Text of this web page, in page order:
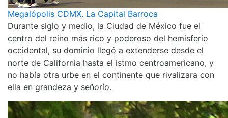
Megalópolis CDMX. La Capital Barroca
Durante siglo y medio, la Ciudad de México fue el
centro del reino más rico y poderoso del hemisferio
occidental, su dominio llegó a extenderse desde el
norte de California hasta el istmo centroamericano, y
no había otra urbe en el continente que rivalizara con
ella en grandeza y señorío.